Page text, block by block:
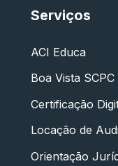
Serviços
ACI Educa
Boa Vista SCPC
Certificação
Locação de
Orientação